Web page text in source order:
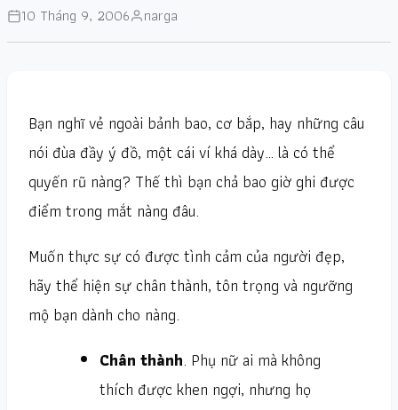
10 Tháng 9, 2006 narga
Bạn nghĩ vẻ ngoài bảnh bao, cơ bắp, hay những câu
nói đùa đầy ý đồ, một cái ví khá dày… là có thể
quyến rũ nàng? Thế thì bạn chả bao giờ ghi được
điểm trong mắt nàng đâu.
Muốn thực sự có được tình cảm của người đẹp,
hãy thể hiện sự chân thành, tôn trọng và ngưỡng
mộ bạn dành cho nàng.
Chân thành. Phụ nữ ai mà không
thích được khen ngợi, nhưng họ